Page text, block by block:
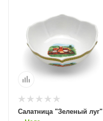
Салатница "Зеленый луг"